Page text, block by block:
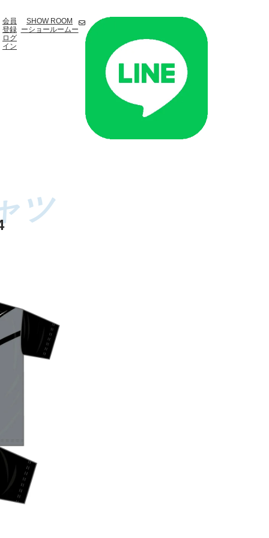
会員
登録
ログ
イン
SHOW ROOM
ーショールームー